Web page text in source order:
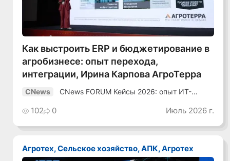
Как выстроить ERP и бюджетирование в
агробизнесе: опыт перехода,
интеграции, Ирина Карпова АгроТерра
CNews
CNews FORUM Кейсы 2026: опыт ИТ-
102 0 Июль 2026 г.
Агротех, Сельское хозяйство, АПК, Агротех